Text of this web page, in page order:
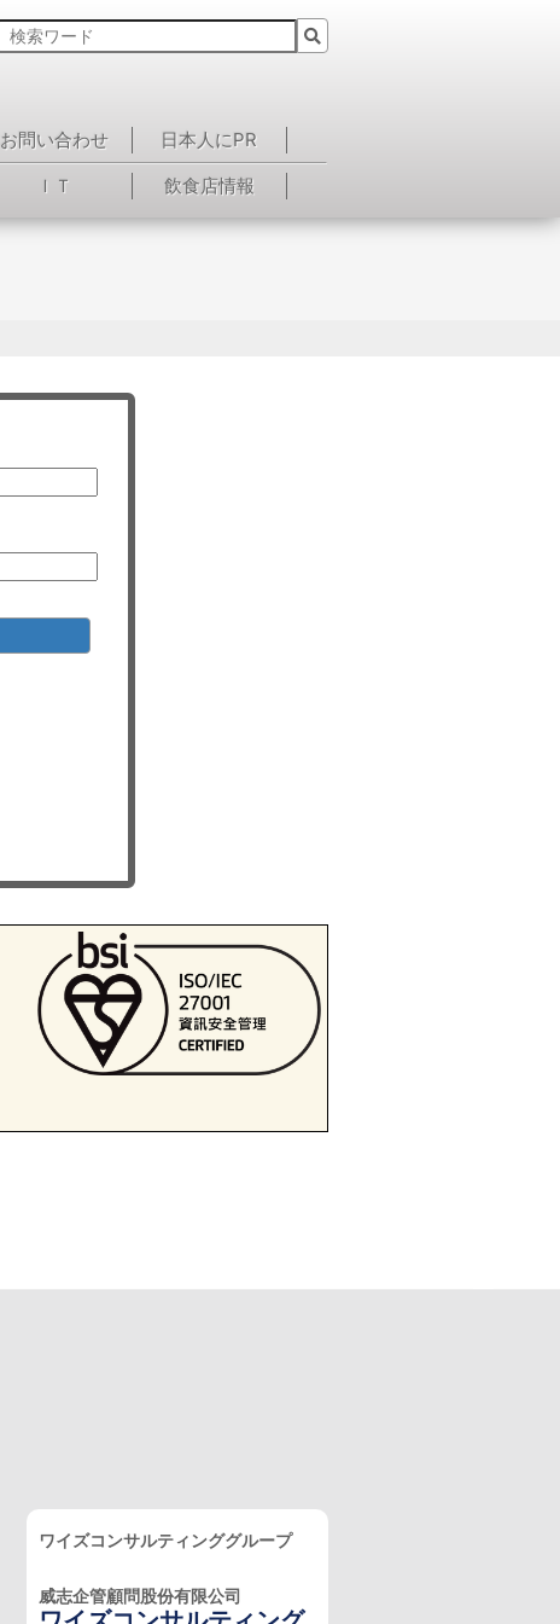
お問い合わせ
日本人にPR
ＩＴ 飲食店情報
ワイズコンサルティンググループ
威志企管顧問股份有限公司